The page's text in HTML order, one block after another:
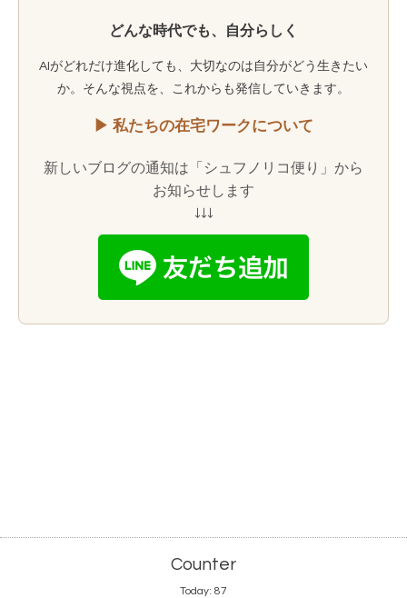
どんな時代でも、自分らしく
AIがどれだけ進化しても、大切なのは自分がどう生きたい
か。そんな視点を、これからも発信していきます。
▶ 私たちの在宅ワークについて
新しいブログの通知は「シュフノリコ便り」から
お知らせします
↓↓↓
Counter
Today: 87